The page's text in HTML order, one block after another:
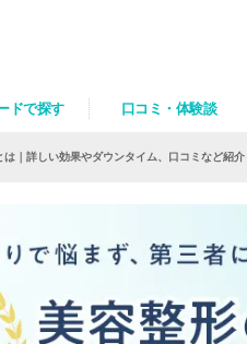
ドで探す 口コミ・体験談
は｜詳しい効果やダウンタイム、口コミなど紹介